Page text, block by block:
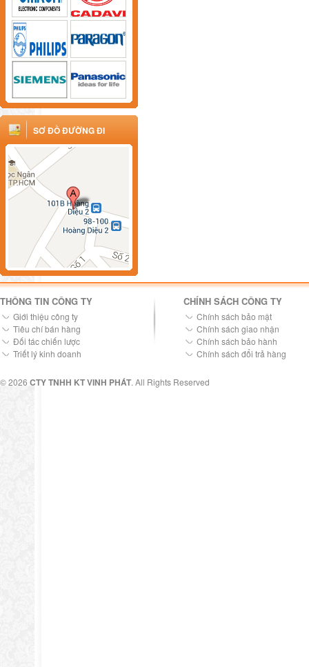
SƠ ĐỒ ĐƯỜNG ĐI
THÔNG TIN CÔNG TY
Giới thiệu công ty
Tiêu chí bán hàng
Đối tác chiến lược
Triết lý kinh doanh
CHÍNH SÁCH CÔNG TY
Chính sách bảo mật
Chính sách giao nhận
Chính sách bảo hành
Chính sách đổi trả hàng
© 2026 CTY TNHH KT VINH PHÁT. All Rights Reserved